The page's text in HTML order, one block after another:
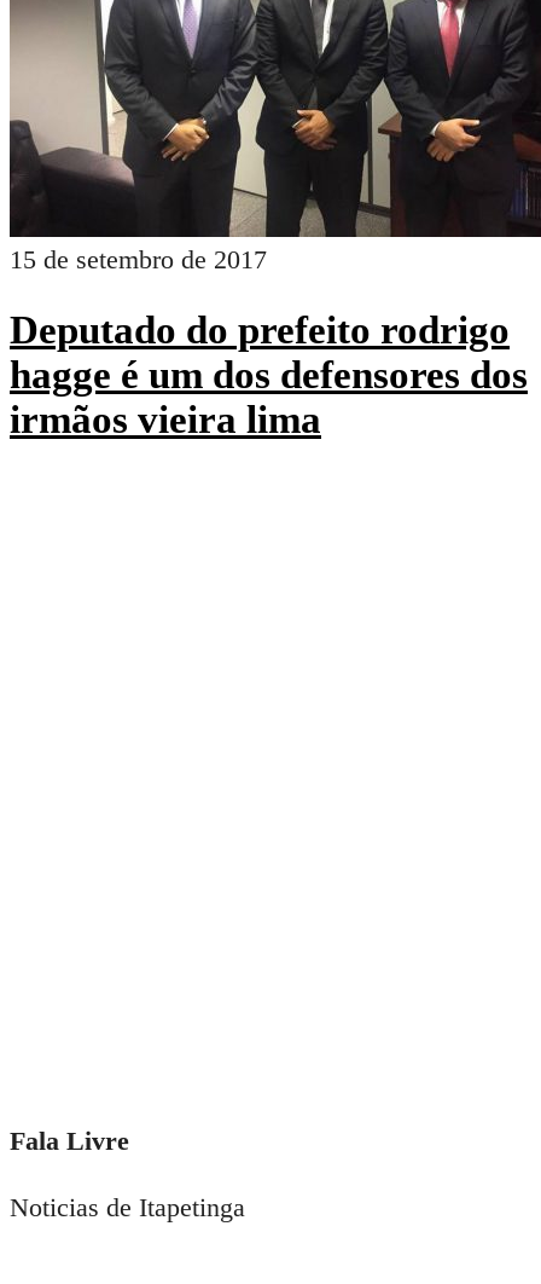
15 de setembro de 2017
Deputado do prefeito rodrigo
hagge é um dos defensores dos
irmãos vieira lima
Fala Livre
Noticias de Itapetinga